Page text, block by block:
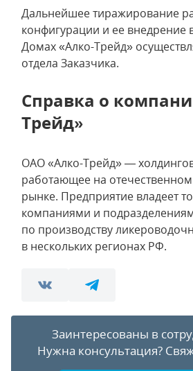
Дальнейшее тиражирование
конфигурации и ее внедрение
Домах «Алко-Трейд»
отдела Заказчика.
Справка о
Трейд»
ОАО «Алко-Трейд» —
работающее на
рынке. Предприятие владеет
компаниями и
по производству
в нескольких регионах РФ.
Заинтересованы в
Нужна консультация?